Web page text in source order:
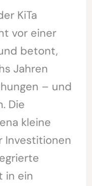
KiTa
vor einer
betont,
Jahren
– und
Die
kleine
Investitionen
in ein